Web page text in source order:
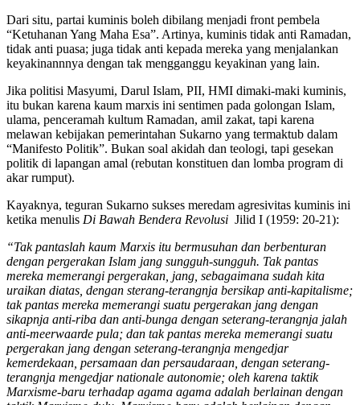
Dari situ, partai kuminis boleh dibilang menjadi front pembela
“Ketuhanan Yang Maha Esa”. Artinya, kuminis tidak anti Ramadan,
tidak anti puasa; juga tidak anti kepada mereka yang menjalankan
keyakinannnya dengan tak mengganggu keyakinan yang lain.
Jika politisi Masyumi, Darul Islam, PII, HMI dimaki-maki kuminis,
itu bukan karena kaum marxis ini sentimen pada golongan Islam,
ulama, penceramah kultum Ramadan, amil zakat, tapi karena
melawan kebijakan pemerintahan Sukarno yang termaktub dalam
“Manifesto Politik”. Bukan soal akidah dan teologi, tapi gesekan
politik di lapangan amal (rebutan konstituen dan lomba program di
akar rumput).
Kayaknya, teguran Sukarno sukses meredam agresivitas kuminis ini
ketika menulis Di Bawah Bendera Revolusi Jilid I (1959: 20-21):
“Tak pantaslah kaum Marxis itu bermusuhan dan berbenturan
dengan pergerakan Islam jang sungguh-sungguh. Tak pantas
mereka memerangi pergerakan, jang, sebagaimana sudah kita
uraikan diatas, dengan sterang-terangnja bersikap anti-kapitalisme;
tak pantas mereka memerangi suatu pergerakan jang dengan
sikapnja anti-riba dan anti-bunga dengan seterang-terangnja jalah
anti-meerwaarde pula; dan tak pantas mereka memerangi suatu
pergerakan jang dengan seterang-terangnja mengedjar
kemerdekaan, persamaan dan persaudaraan, dengan seterang-
terangnja mengedjar nationale autonomie; oleh karena taktik
Marxisme-baru terhadap agama agama adalah berlainan dengan